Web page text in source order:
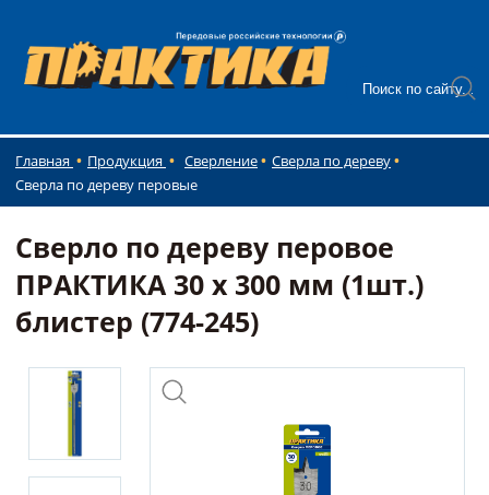
Главная Продукция Сверление
Сверла по дереву
Сверла по дереву перовые
Сверло по дереву перовое
ПРАКТИКА 30 х 300 мм (1шт.)
блистер (774-245)